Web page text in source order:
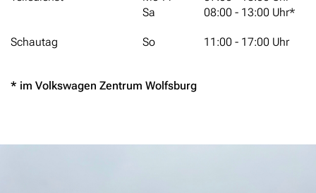
Sa
08:00 - 13:00 Uhr*
Schautag So 11:00 - 17:00 Uhr
* im Volkswagen Zentrum Wolfsburg